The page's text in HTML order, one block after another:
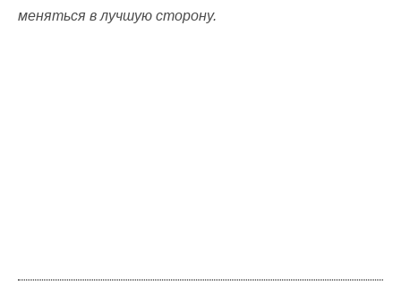
меняться в лучшую сторону.